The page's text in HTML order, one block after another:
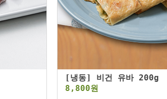
[냉동] 비건 유바 200g
8,800원